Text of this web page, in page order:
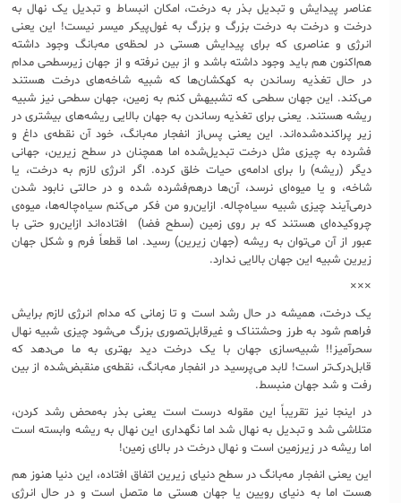
عناصر پیدایش و تبدیل بذر به درخت، امکان انبساط و تبدیل یک نهال به
درخت و درخت به درخت بزرگ و بزرگ به غول‌پیکر میسر نیست! این یعنی
انرژی و عناصری که برای پیدایش هستی در لحظه‌ی مه‌بانگ وجود داشته
هم‌اکنون هم باید وجود داشته باشد و از بین نرفته و از جهان زیرسطحی مدام
در حال تغذیه رساندن به کهکشان‌ها که شبیه شاخه‌های درخت هستند
می‌کند. این جهان سطحی که تشبیهش کنم به زمین، جهان سطحی نیز شبیه
ریشه هستند. یعنی برای تغذیه رساندن به جهان بالایی ریشه‌های بیشتری در
زیر پراکنده‌شده‌اند. این یعنی پس‌از انفجار مه‌بانگ، خود آن نقطه‌ی داغ و
فشرده به چیزی مثل درخت تبدیل‌شده اما همچنان در سطح زیرین، جهانی
دیگر (ریشه) را برای ادامه‌ی حیات خلق کرده. اگر انرژی لازم به درخت، یا
شاخه‌، و یا میوه‌ای نرسد، آن‌ها درهم‌فشرده شده و در حالتی نابود شدن
درمی‌آیند چیزی شبیه سیاه‌چاله. ازاین‌رو من فکر می‌کنم سیاه‌چاله‌ها، میوه‌ی
چروکیده‌ای هستند که بر روی زمین (سطح فضا) افتاده‌اند ازاین‌رو حتی با
عبور از آن می‌توان به ریشه (جهان زیرین) رسید. اما قطعاً فرم و شکل جهان
زیرین شبیه این جهان بالایی ندارد.
×××
یک درخت، همیشه در حال رشد است و تا زمانی که مدام انرژی لازم برایش
فراهم شود به طرز وحشتناک و غیرقابل‌تصوری بزرگ می‌شود چیزی شبیه نهال
سحرآمیز!! شبیه‌سازی جهان با یک درخت دید بهتری به ما می‌دهد که
قابل‌درک‌تر است! لابد می‌پرسید در انفجار مه‌بانگ، نقطه‌ی منقبض‌شده از بین
رفت و شد جهان منبسط.
در اینجا نیز تقریباً این مقوله درست است یعنی بذر به‌محض رشد کردن،
متلاشی شد و تبدیل به نهال شد اما نگهداری این نهال به ریشه وابسته است
اما ریشه در زیرزمین است و نهال درخت در بالای زمین!
این یعنی انفجار مه‌بانگ در سطح دنیای زیرین اتفاق افتاده، این دنیا هنوز هم
هست اما به دنیای رویین یا جهان هستی ما متصل است و در حال انرژی